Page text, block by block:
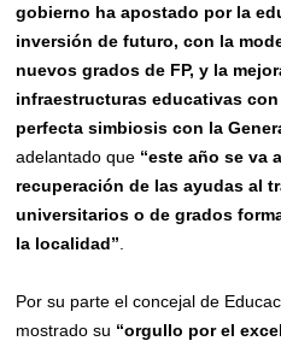
gobierno ha apostado por la
inversiónde futuro,con la
nuevos grados de FP,y la
infraestructuras educativas
perfecta simbiosis con la
adelantado que “este año se va
recuperación de las ayudas al
universitarios o de grados
la localidad”
Por su parte el concejal de
mostrado su “orgullo por el